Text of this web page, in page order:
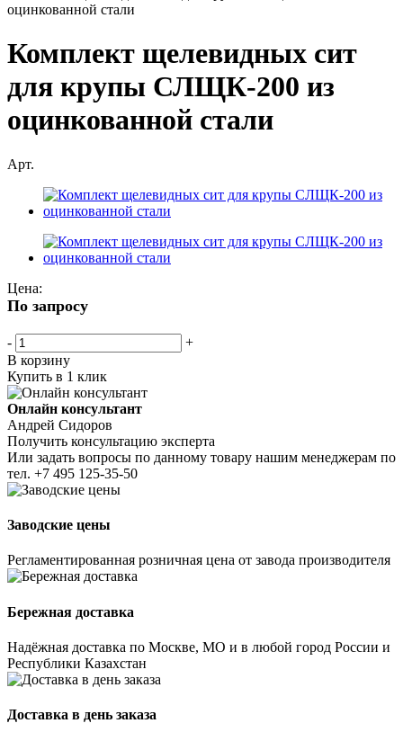
оцинкованной стали
Комплект щелевидных сит
для крупы СЛЩК-200 из
оцинкованной стали
Арт.
Цена:
По запросу
-
+
В корзину
Купить в 1 клик
Онлайн консультант
Андрей Сидоров
Получить консультацию эксперта
Или задать вопросы по данному товару нашим менеджерам по
тел. +7 495 125-35-50
Заводские цены
Регламентированная розничная цена от завода производителя
Бережная доставка
Надёжная доставка по Москве, МО и в любой город России и
Республики Казахстан
Доставка в день заказа